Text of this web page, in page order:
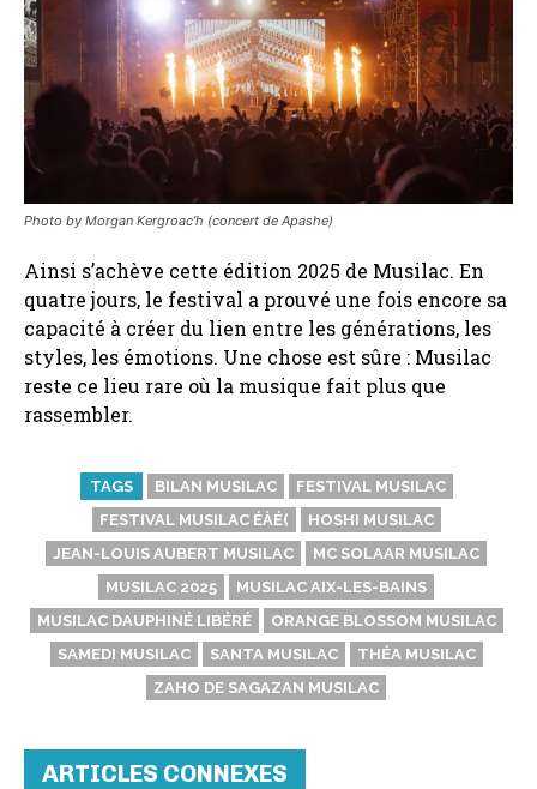
Photo by Morgan Kergroac’h (concert de Apashe)
Ainsi s’achève cette édition 2025 de Musilac. En
quatre jours, le festival a prouvé une fois encore sa
capacité à créer du lien entre les générations, les
styles, les émotions. Une chose est sûre : Musilac
reste ce lieu rare où la musique fait plus que
rassembler.
TAGS BILAN MUSILAC
FESTIVAL MUSILAC
FESTIVAL MUSILAC ÉÀÉ(
HOSHI MUSILAC
JEAN-LOUIS AUBERT MUSILAC
MC SOLAAR MUSILAC
MUSILAC 2025
MUSILAC AIX-LES-BAINS
MUSILAC DAUPHINÉ LIBÉRÉ
ORANGE BLOSSOM MUSILAC
SAMEDI MUSILAC
SANTA MUSILAC
THÉA MUSILAC
ZAHO DE SAGAZAN MUSILAC
ARTICLES CONNEXES